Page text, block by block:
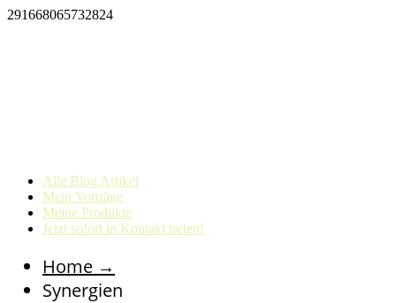
291668065732824
Alle Blog Artikel
Mein Vorträge
Meine Produkte
Jetzt sofort in Kontakt treten!
Home →
Synergien